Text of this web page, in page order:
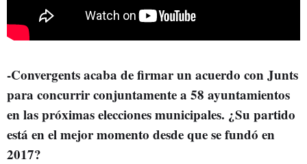
-Convergents acaba de firmar un acuerdo con Junts
para concurrir conjuntamente a 58 ayuntamientos
en las próximas elecciones municipales. ¿Su partido
está en el mejor momento desde que se fundó en
2017?